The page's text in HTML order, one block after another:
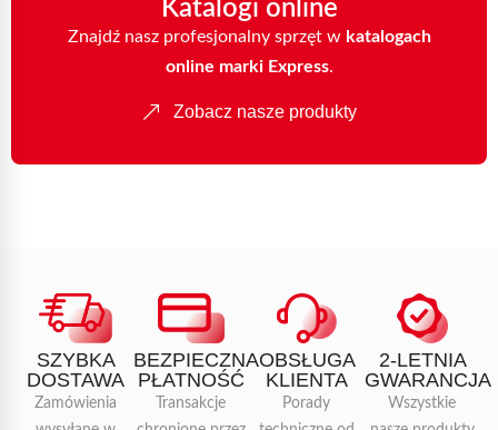
Katalogi online
Znajdź nasz profesjonalny sprzęt w katalogach
online marki Express.
Zobacz nasze produkty
SZYBKA
DOSTAWA
Zamówienia
BEZPIECZNA
PŁATNOŚĆ
Transakcje
OBSŁUGA
KLIENTA
Porady
2-LETNIA
GWARANCJA
Wszystkie